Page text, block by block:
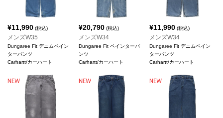
¥11,990 (税込)
メンズW35
Dungaree Fit デニムペイン
ターパンツ
Carhartt/カーハート
¥20,790(税込)
メンズW34
Dungaree Fit ペインターパ
ンツ
Carhartt/カーハート
¥11,990 (税込)
メンズW34
Dungaree Fit デニムペイン
ターパンツ
Carhartt/カーハート